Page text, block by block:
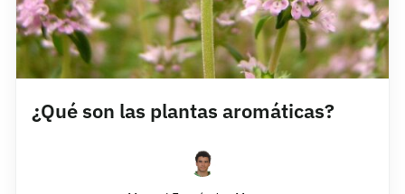
¿Qué son las plantas aromáticas?